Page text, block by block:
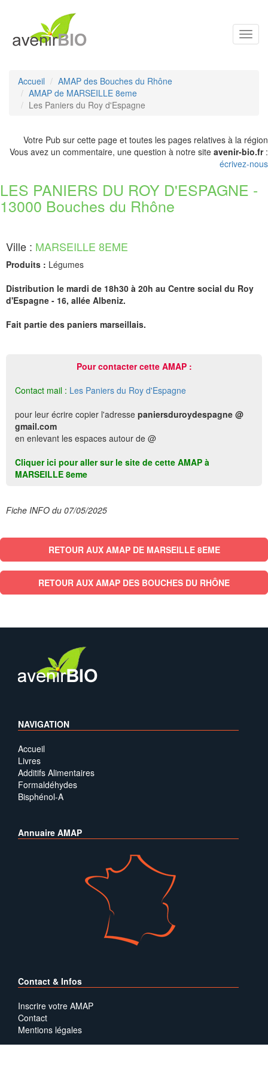
Accueil
AMAP des Bouches du Rhône
AMAP de MARSEILLE 8eme
Les Paniers du Roy d'Espagne
Votre Pub sur cette page et toutes les pages relatives à la région
Vous avez un commentaire, une question à notre site avenir-bio.fr:
écrivez-nous
LES PANIERS DU ROY D'ESPAGNE -
13000 Bouches du Rhône
Ville : MARSEILLE 8EME
Produits : Légumes
Distribution le mardi de 18h30 à 20h au Centre social du Roy
d'Espagne - 16, allée Albeniz.
Fait partie des paniers marseillais.
Pour contacter cette AMAP :
Contact mail : Les Paniers du Roy d'Espagne
pour leur écrire copier l'adresse paniersduroydespagne @
gmail.com
en enlevant les espaces autour de @
Cliquer ici pour aller sur le site de cette AMAP à
MARSEILLE 8eme
Fiche INFO du 07/05/2025
RETOUR AUX AMAP DE MARSEILLE 8EME
RETOUR AUX AMAP DES BOUCHES DU RHÔNE
NAVIGATION
Accueil
Livres
Additifs Alimentaires
Formaldéhydes
Bisphénol-A
Annuaire AMAP
Contact & Infos
Inscrire votre AMAP
Contact
Mentions légales